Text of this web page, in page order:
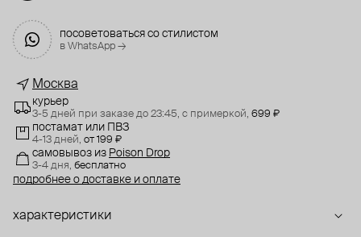
посоветоваться со стилистом
в WhatsApp →
Москва
курьер
3-5 дней при заказе до 23:45, с примеркой, 699 ₽
постамат или ПВЗ
4-13 дней, от 199 ₽
самовывоз из Poison Drop
3-4 дня, бесплатно
подробнее о доставке и оплате
характеристики